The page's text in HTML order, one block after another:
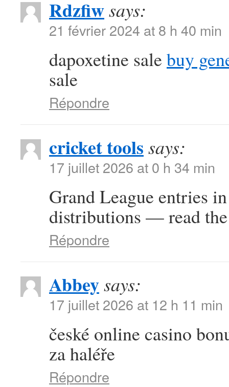
Rdzfiwsays:
21 février 2024 at 8 h 40 min
dapoxetine sale buy
sale
Répondre
cricket tools says:
17 juillet 2026 at 0 h 34 min
Grand League entries
distributions — read
Répondre
Abbeysays:
17 juillet 2026 at 12 h 11 min
české online casino
za haléře
Répondre